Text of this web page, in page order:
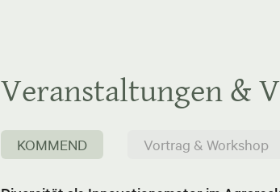
Veranstaltungen &
KOMMEND Vortrag & Workshop